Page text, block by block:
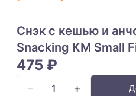
Снэк с кешью и
Snacking KM Small
475 ₽
− +